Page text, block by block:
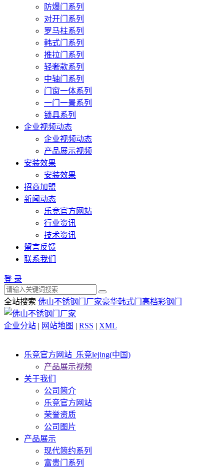
防爆门系列
对开门系列
罗马柱系列
韩式门系列
推拉门系列
轻奢款系列
中轴门系列
门窗一体系列
一门一景系列
锁具系列
企业视频动态
企业视频动态
产品展示视频
安装效果
安装效果
招商加盟
新闻动态
乐竞官方网站
行业资讯
技术资讯
留言反馈
联系我们
登 录
全站搜索 佛山不锈钢门厂家豪华韩式门 高档彩钢门
企业分站 | 网站地图 | RSS | XML
乐竞官方网站_乐竞lejing(中国)
产品展示视频
关于我们
公司简介
乐竞官方网站
荣誉资质
公司图片
产品展示
现代简约系列
富贵门系列